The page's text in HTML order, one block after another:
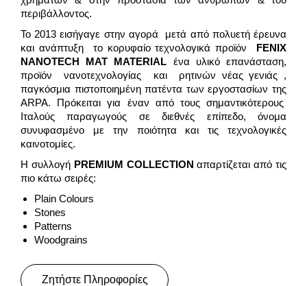
περιβάλλοντος.
Το 2013 εισήγαγε στην αγορά μετά από πολυετή έρευνα
και ανάπτυξη το κορυφαίο τεχνολογικά προϊόν FENIX
NANOTECH
MAT MATERIAL ένα υλικό επανάσταση,
προϊόν νανοτεχνολογίας και ρητινών νέας γενιάς ,
παγκόσμια πιστοποιημένη πατέντα των εργοστασίων της
ARPA. Πρόκειται για έναν από τους σημαντικότερους
Ιταλούς παραγωγούς σε διεθνές επίπεδο, όνομα
συνυφασμένο με την ποιότητα και τις τεχνολογικές
καινοτομίες.
Η συλλογή PREMIUM COLLECTION απαρτίζεται από τις
πιο κάτω σειρές:
Plain Colours
Stones
Patterns
Woodgrains
Ζητήστε Πληροφορίες